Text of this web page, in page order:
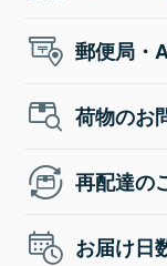
郵便局・
荷物のお
再配達の
お届け日